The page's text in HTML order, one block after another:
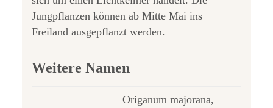
Jungpflanzen können ab Mitte Mai ins
Freiland ausgepflanzt werden.
Weitere Namen
Origanum majorana,